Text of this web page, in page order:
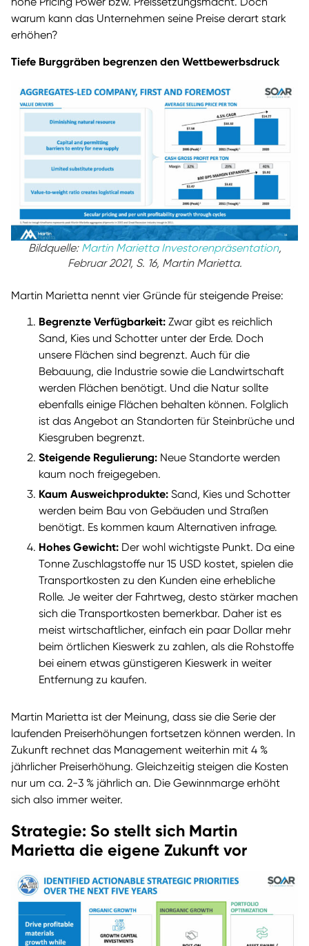
warum kann das Unternehmen seine Preise derart stark
erhöhen?
Tiefe Burggräben begrenzen den Wettbewerbsdruck
Bildquelle: Martin Marietta Investorenpräsentation,
Februar 2021, S. 16, Martin Marietta.
Martin Marietta nennt vier Gründe für steigende Preise:
Begrenzte Verfügbarkeit: Zwar gibt es reichlich
Sand, Kies und Schotter unter der Erde. Doch
unsere Flächen sind begrenzt. Auch für die
Bebauung, die Industrie sowie die Landwirtschaft
werden Flächen benötigt. Und die Natur sollte
ebenfalls einige Flächen behalten können. Folglich
ist das Angebot an Standorten für Steinbrüche und
Kiesgruben begrenzt.
Steigende Regulierung: Neue Standorte werden
kaum noch freigegeben.
Kaum Ausweichprodukte: Sand, Kies und Schotter
werden beim Bau von Gebäuden und Straßen
benötigt. Es kommen kaum Alternativen infrage.
Hohes Gewicht: Der wohl wichtigste Punkt. Da eine
Tonne Zuschlagstoffe nur 15 USD kostet, spielen die
Transportkosten zu den Kunden eine erhebliche
Rolle. Je weiter der Fahrtweg, desto stärker machen
sich die Transportkosten bemerkbar. Daher ist es
meist wirtschaftlicher, einfach ein paar Dollar mehr
beim örtlichen Kieswerk zu zahlen, als die Rohstoffe
bei einem etwas günstigeren Kieswerk in weiter
Entfernung zu kaufen.
Martin Marietta ist der Meinung, dass sie die Serie der
laufenden Preiserhöhungen fortsetzen können werden. In
Zukunft rechnet das Management weiterhin mit 4 %
jährlicher Preiserhöhung. Gleichzeitig steigen die Kosten
nur um ca. 2-3 % jährlich an. Die Gewinnmarge erhöht
sich also immer weiter.
Strategie: So stellt sich Martin
Marietta die eigene Zukunft vor